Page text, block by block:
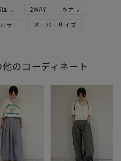
回し 2WAY
キナリ
ラー オーバーサイズ
のコーディネート